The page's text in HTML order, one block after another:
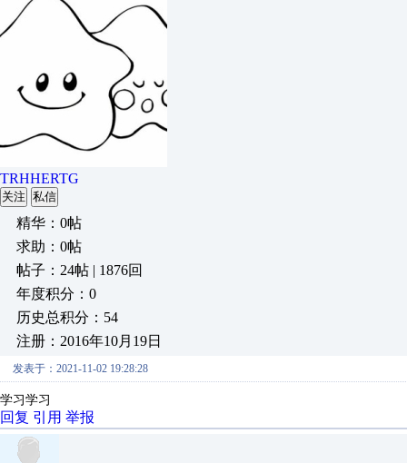
TRHHERTG
关注 私信
精华：0帖
求助：0帖
帖子：24帖 | 1876回
年度积分：0
历史总积分：54
注册：2016年10月19日
发表于：2021-11-02 19:28:28
学习学习
回复 引用 举报